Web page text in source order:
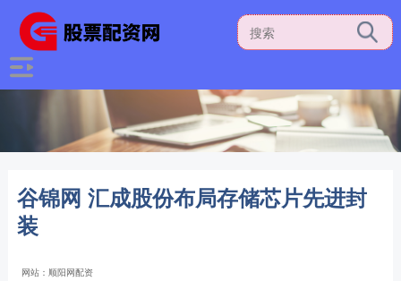
谷锦网 汇成股份布局存储芯片先进封
装
网站：顺阳网配资